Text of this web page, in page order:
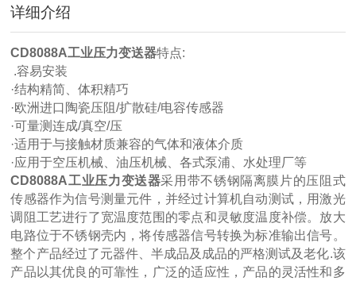
详细介绍
CD8088A工业压力变送器特点:
.容易安装
·结构精简、体积精巧
·欧洲进口陶瓷压阻/扩散硅/电容传感器
·可量测连成/真空/压
·适用于与接触材质兼容的气体和液体介质
·应用于空压机械、油压机械、各式泵浦、水处理厂等
CD8088A工业压力变送器采用带不锈钢隔离膜片的压阻式
传感器作为信号测量元件，并经过计算机自动测试，用激光
调阻工艺进行了宽温度范围的零点和灵敏度温度补偿。放大
电路位于不锈钢壳内，将传感器信号转换为标准输出信号。
整个产品经过了元器件、半成品及成品的严格测试及老化.该
产品以其优良的可靠性，广泛的适应性，产品的灵活性和多